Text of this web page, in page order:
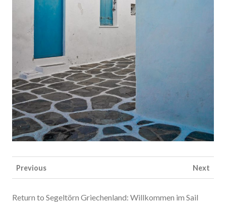
Previous Next
Return to Segeltörn Griechenland: Willkommen im Sail